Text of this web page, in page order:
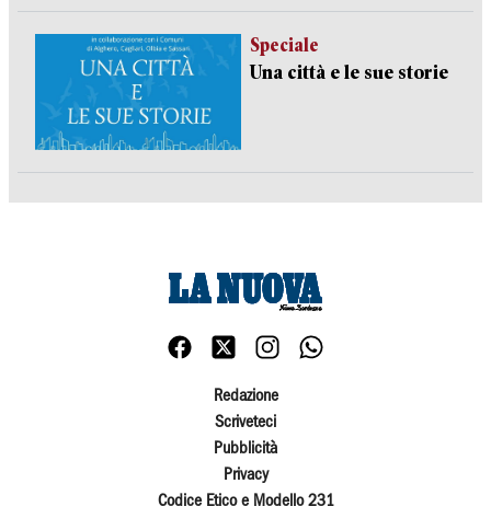
Speciale
Una città e le sue storie
Redazione
Scriveteci
Pubblicità
Privacy
Codice Etico e Modello 231